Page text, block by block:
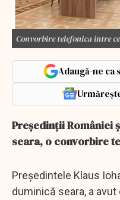
Convorbire telefonica intre
Adaugă-ne ca
Preşedinţii României
seara, o convorbire
Președintele Klaus
duminică seara, a